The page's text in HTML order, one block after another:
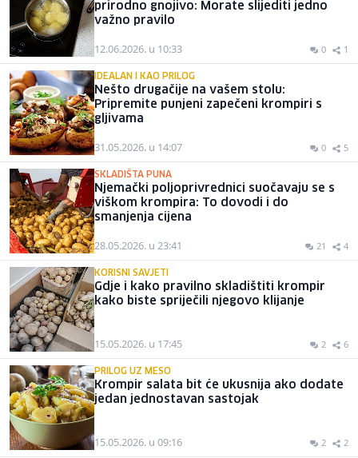
prirodno gnojivo: Morate slijediti jedno
važno pravilo
12.06.2026. u 10:33 0 1
IDEALAN I KAO PRILOG
Nešto drugačije na vašem stolu:
Pripremite punjeni zapečeni krompiri s
gljivama
31.05.2026. u 14:07 0 5
SKLADIŠTA PUNA
Njemački poljoprivrednici suočavaju se s
viškom krompira: To dovodi i do
smanjenja cijena
28.05.2026. u 23:41 21 4
KORISNI SAVJETI
Gdje i kako pravilno skladištiti krompir
kako biste spriječili njegovo klijanje
15.05.2026. u 17:45 2 6
PRILOG UZ MESO
Krompir salata bit će ukusnija ako dodate
jedan jednostavan sastojak
15.05.2026. u 09:16 2 2